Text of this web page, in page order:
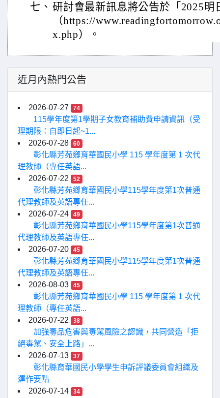
七、 研討會最新訊息將公告於「2025明
（https://
x.php）。
近月內熱門公告
2026-07-27 74
115學年度第1學期子女教育補助費申請資訊（受
理期限：自即日起~1...
2026-07-28
60
彰化縣芳苑鄉育華國民小學 115 學年度第 1 次代
理教師（專任英語...
2026-07-22
52
彰化縣芳苑鄉育華國民小學115學年度第1次普通
代理教師及英語專任...
2026-07-24
49
彰化縣芳苑鄉育華國民小學115學年度第1次普通
代理教師及英語專任...
2026-07-20
45
彰化縣芳苑鄉育華國民小學115學年度第1次普通
代理教師及英語專任...
2026-08-03
45
彰化縣芳苑鄉育華國民小學 115 學年度第 1 次代
理教師（專任英語...
2026-07-22
38
加強毒品危害與毒駕風險之認識，共同營造「拒
絕毒駕、安全上路」...
2026-07-13
37
彰化縣育華國民小學學生申訴評議委員會組織及
運作要點
2026-07-14
34